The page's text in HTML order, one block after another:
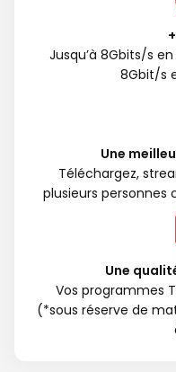
Jusqu’à 8Gbits/s
8Gbit/s
Une
Téléchargez,
plusieurs
Une
Vos programmes
(*sous réserve de